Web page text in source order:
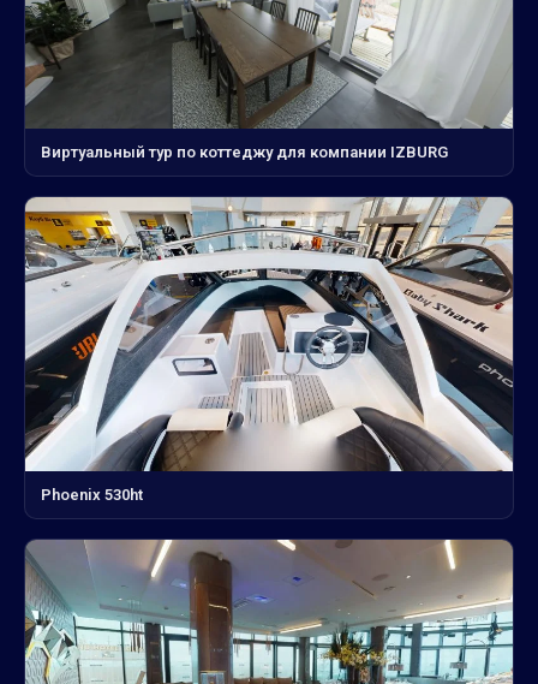
Виртуальный тур по коттеджу для компании IZBURG
Phoenix 530ht